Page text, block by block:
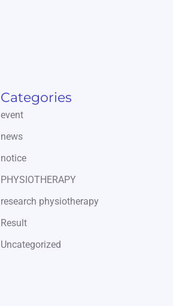
Categories
event
news
notice
PHYSIOTHERAPY
research physiotherapy
Result
Uncategorized